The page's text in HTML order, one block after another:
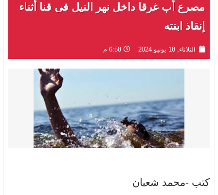
مصرع أب غرقا داخل نهر النيل فى قنا أثناء
إنقاذ ابنته
الثلاثاء, 18 يونيو 2024 6:58 م
كتب -محمد شعبان